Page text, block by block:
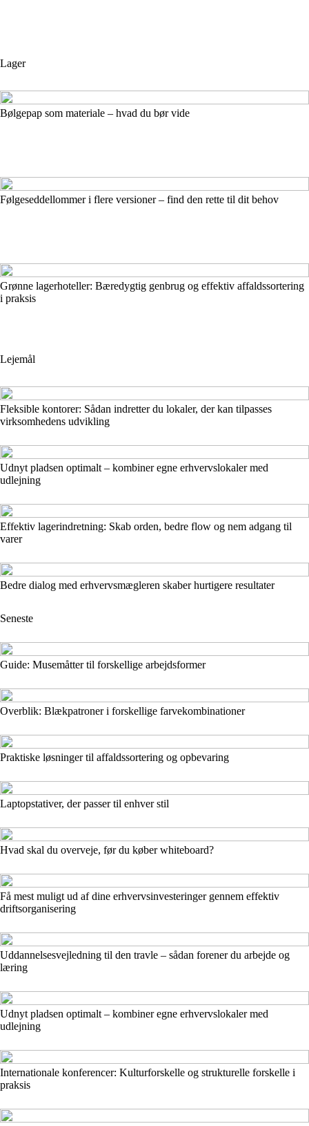
Lager
Bølgepap som materiale – hvad du bør vide
Følgeseddellommer i flere versioner – find den rette til dit behov
Grønne lagerhoteller: Bæredygtig genbrug og effektiv affaldssortering
i praksis
Lejemål
Fleksible kontorer: Sådan indretter du lokaler, der kan tilpasses
virksomhedens udvikling
Udnyt pladsen optimalt – kombiner egne erhvervslokaler med
udlejning
Effektiv lagerindretning: Skab orden, bedre flow og nem adgang til
varer
Bedre dialog med erhvervsmægleren skaber hurtigere resultater
Seneste
Guide: Musemåtter til forskellige arbejdsformer
Overblik: Blækpatroner i forskellige farvekombinationer
Praktiske løsninger til affaldssortering og opbevaring
Laptopstativer, der passer til enhver stil
Hvad skal du overveje, før du køber whiteboard?
Få mest muligt ud af dine erhvervsinvesteringer gennem effektiv
driftsorganisering
Uddannelsesvejledning til den travle – sådan forener du arbejde og
læring
Udnyt pladsen optimalt – kombiner egne erhvervslokaler med
udlejning
Internationale konferencer: Kulturforskelle og strukturelle forskelle i
praksis